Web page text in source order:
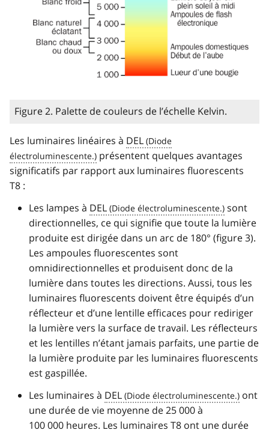
Figure 2. Palette de couleurs de l’échelle Kelvin.
Les luminaires linéaires à DEL
présentent quelques avantages
significatifs par rapport aux luminaires fluorescents
T8 :
Les lampes à DEL
sont
directionnelles, ce qui signifie que toute la lumière
produite est dirigée dans un arc de 180° (figure 3).
Les ampoules fluorescentes sont
omnidirectionnelles et produisent donc de la
lumière dans toutes les directions. Aussi, tous les
luminaires fluorescents doivent être équipés d’un
réflecteur et d’une lentille efficaces pour rediriger
la lumière vers la surface de travail. Les réflecteurs
et les lentilles n’étant jamais parfaits, une partie de
la lumière produite par les luminaires fluorescents
est gaspillée.
Les luminaires à DEL
ont
une durée de vie moyenne de 25 000 à
100 000 heures. Les luminaires T8 ont une durée